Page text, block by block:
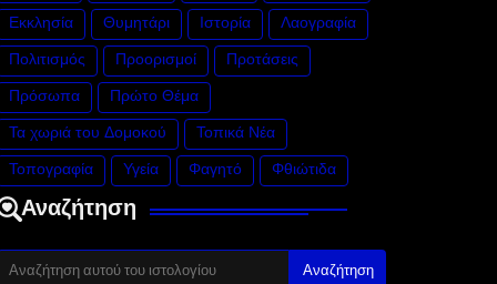
Εκκλησία Θυμητάρι Ιστορία Λαογραφία
Πολιτισμός Προορισμοί Προτάσεις
Πρόσωπα Πρώτο Θέμα
Τα χωριά του Δομοκού Τοπικά Νέα
Τοπογραφία Υγεία Φαγητό Φθιώτιδα
Αναζήτηση